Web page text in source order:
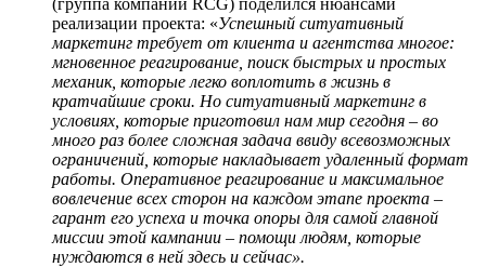
реализации проекта: «Успешный ситуативный
маркетинг требует от клиента и агентства многое:
мгновенное реагирование, поиск быстрых и простых
механик, которые легко воплотить в жизнь в
кратчайшие сроки. Но ситуативный маркетинг в
условиях, которые приготовил нам мир сегодня – во
много раз более сложная задача ввиду всевозможных
ограничений, которые накладывает удаленный формат
работы. Оперативное реагирование и максимальное
вовлечение всех сторон на каждом этапе проекта –
гарант его успеха и точка опоры для самой главной
миссии этой кампании – помощи людям, которые
нуждаются в ней здесь и сейчас».